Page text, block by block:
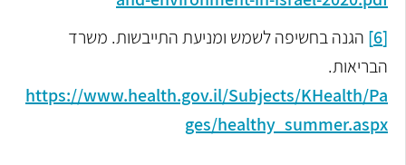
[6]
הגנה בחשיפה לשמש ומניעת התייבשות. משרד
הבריאות.
https://www.health.gov.il/Subjects/KHealth/Pa
ges/healthy_summer.aspx